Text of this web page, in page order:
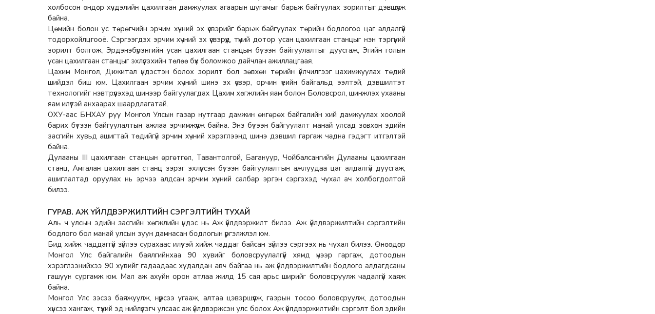
холбосон өндөр хүчдэлийн цахилгаан дамжуулах агаарын шугамыг барьж байгуулах зорилтыг дэвшүүлж
байна.
Цөмийн болон ус төрөгчийн эрчим хүчний эх үүсвэрийг барьж байгуулах төрийн бодлогоо цаг алдалгүй
тодорхойлцгооё. Сэргээгдэх эрчим хүчний эх үүсвэрүүд, түүний дотор усан цахилгаан станцыг нэн тэргүүний
зорилт болгож, Эрдэнэбүрэнгийн усан цахилгаан станцын бүтээн байгуулалтыг дуусгаж, Эгийн голын
усан цахилгаан станцыг эхлүүлэхийн төлөө бүх боломжоо дайчлан ажиллацгаая.
Цахим Монгол, Дижитал үндэстэн болох зорилт бол зөвхөн төрийн үйлчилгээг цахимжуулах төдий
шийдэл биш юм. Цахилгаан эрчим хүчний шинэ эх үүсвэр, орчин үеийн байгальд ээлтэй, дэвшилтэт
технологийг нэвтрүүлэхэд шинээр байгуулагдах Цахим хөгжлийн яам болон Боловсрол, шинжлэх ухааны
яам илүүтэй анхаарах шаардлагатай.
ОХУ-аас БНХАУ руу Монгол Улсын газар нутгаар дамжин өнгөрөх байгалийн хий дамжуулах хоолой
барих бүтээн байгуулалтын ажлаа эрчимжүүлж байна. Энэ бүтээн байгуулалт манай улсад зөвхөн эдийн
засгийн хувьд ашигтай төдийгүй эрчим хүчний хэрэглээнд шинэ дэвшил гаргаж чадна гэдэгт итгэлтэй
байна.
Дулааны III цахилгаан станцын өргөтгөл, Тавантолгой, Багануур, Чойбалсангийн Дулааны цахилгаан
станц, Амгалан цахилгаан станц зэрэг эхлүүлсэн бүтээн байгуулалтын ажлуудаа цаг алдалгүй дуусгаж,
ашиглалтад оруулах нь эрчээ алдсан эрчим хүчний салбар эргэн сэргэхэд чухал ач холбогдолтой
билээ.
ГУРАВ. АЖ ҮЙЛДВЭРЖИЛТИЙН СЭРГЭЛТИЙН ТУХАЙ
Аль ч улсын эдийн засгийн хөгжлийн үндэс нь Аж үйлдвэржилт билээ. Аж үйлдвэржилтийн сэргэлтийн
бодлого бол манай улсын зуун дамнасан бодлогын үргэлжлэл юм.
Бид хийж чаддаггүй зүйлээ сурахаас илүүтэй хийж чаддаг байсан зүйлээ сэргээх нь чухал билээ. Өнөөдөр
Монгол Улс байгалийн баялгийнхаа 90 хувийг боловсруулалгүй хямд үнээр гаргаж, дотоодын
хэрэглээнийхээ 90 хувийг гадаадаас худалдан авч байгаа нь аж үйлдвэржилтийн бодлого алдагдсаны
гашуун сургамж юм. Мал аж ахуйн орон атлаа жилд 15 сая арьс ширийг боловсруулж чадалгүй хаяж
байна.
Монгол Улс зэсээ баяжуулж, нүүрсээ угааж, алтаа цэвэршүүлж, газрын тосоо боловсруулж, дотоодын
хүнсээ хангаж, түүхий эд нийлүүлэгч улсаас аж үйлдвэржсэн улс болох Аж үйлдвэржилтийн сэргэлт бол эдийн